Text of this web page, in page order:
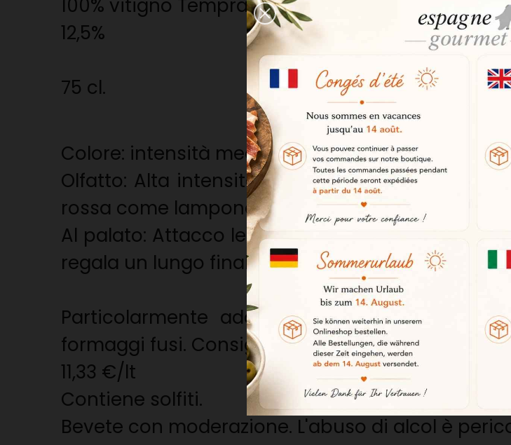
100% vitigno Tempranillo
12,5%
75 cl.
Colore: intensità medio-alta, con toni blu e
Olfatto: Alta intensità, con un chiaro carattere
rossa come lampone, ribes nero e mora.
Al palato: Attacco leggero con uno sviluppo
regala un lungo finale.
Particolarmente adatto alle tapas, tra cui
formaggi fusi. Consigliato anche con carni
11,33 €/lt
Contiene solfiti.
Bevete con moderazione. L'abuso di alcol è